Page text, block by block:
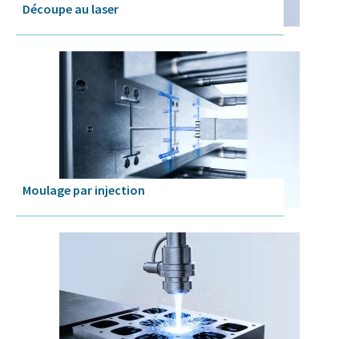
Découpe au laser
Moulage par injection